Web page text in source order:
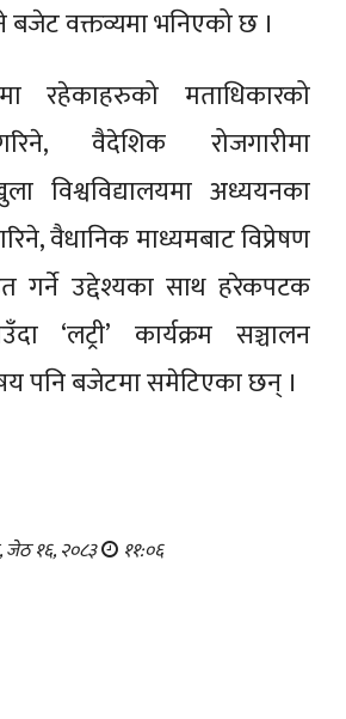
बजेट वक्तव्यमा भनिएको छ ।
रहेकाहरुको मताधिकारको
वैदेशिक रोजगारीमा
विश्वविद्यालयमा अध्ययनका
वैधानिक माध्यमबाट विप्रेषण
गर्ने उद्देश्यका साथ हरेकपटक
‘लट्री’ कार्यक्रम सञ्चालन
पनि बजेटमा समेटिएका छन् ।
जेठ १६, २०८३ ११:०६